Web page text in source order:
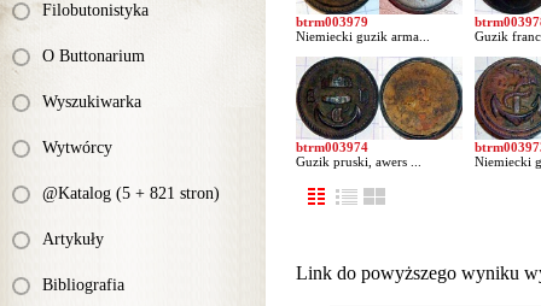
Filobutonistyka
O Buttonarium
Wyszukiwarka
Wytwórcy
@Katalog (5 + 821 stron)
Artykuły
Bibliografia
btrm003979
Niemiecki guzik arma...
Guzik
btrm003974
Guzik pruski, awers ...
Niemiecki
Link do powyższego wyniku